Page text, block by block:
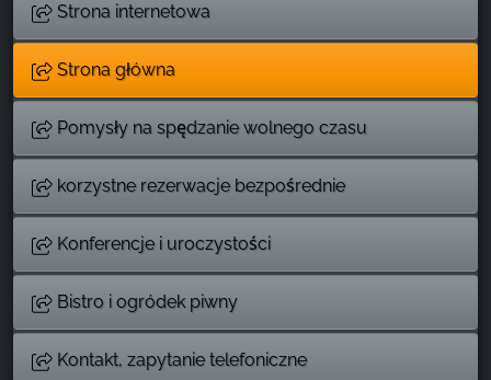
Strona internetowa
Strona główna
Pomysły na spędzanie wolnego czasu
korzystne rezerwacje bezpośrednie
Konferencje i uroczystości
Bistro i ogródek piwny
Kontakt, zapytanie telefoniczne